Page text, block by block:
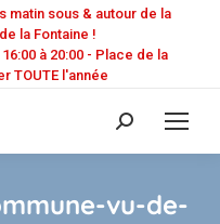
matin sous & autour de la
la Fontaine !
à 20:00 - Place de la
TOUTE l'année
Recherche
:
vu-de-